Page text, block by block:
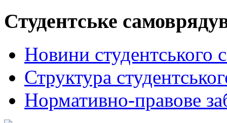
Студентське
Новини студентського
Структура
Нормативно-правове